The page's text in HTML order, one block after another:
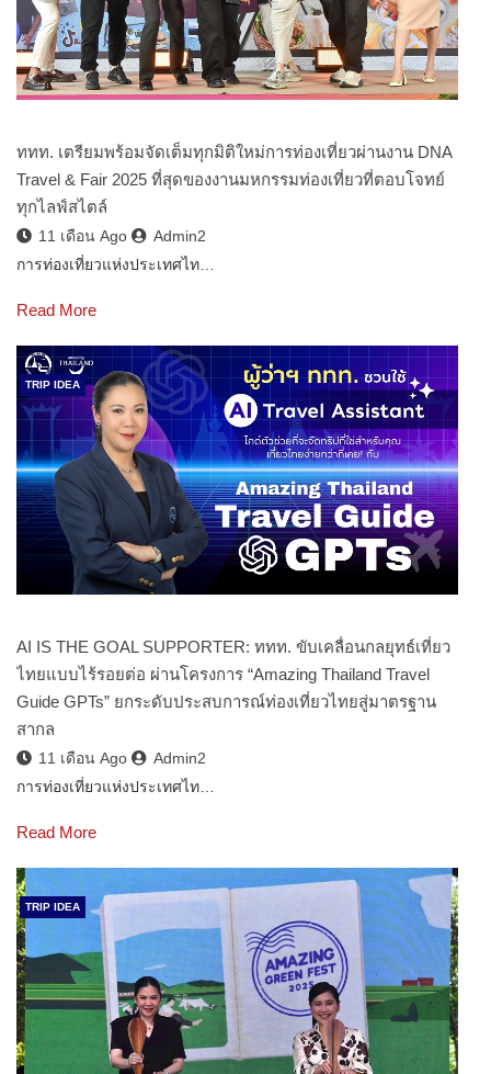
ททท. เตรียมพร้อมจัดเต็มทุกมิติใหม่การท่องเที่ยวผ่านงาน DNA
Travel & Fair 2025 ที่สุดของงานมหกรรมท่องเที่ยวที่ตอบโจทย์
ทุกไลฟ์สไตล์
11 เดือน Ago
Admin2
การท่องเที่ยวแห่งประเทศไท…
Read More
TRIP IDEA
AI IS THE GOAL SUPPORTER: ททท. ขับเคลื่อนกลยุทธ์เที่ยว
ไทยแบบไร้รอยต่อ ผ่านโครงการ “Amazing Thailand Travel
Guide GPTs” ยกระดับประสบการณ์ท่องเที่ยวไทยสู่มาตรฐาน
สากล
11 เดือน Ago
Admin2
การท่องเที่ยวแห่งประเทศไท…
Read More
TRIP IDEA